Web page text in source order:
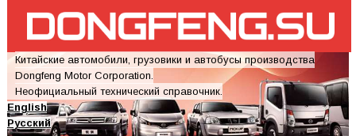
Китайские автомобили, грузовики и автобусы производства
Dongfeng Motor Corporation.
Неофициальный технический справочник.
English
Русский